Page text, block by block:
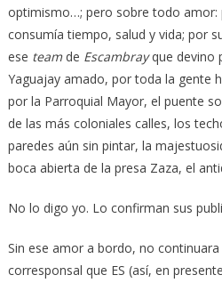
optimismo…; pero sobre todo amor:
consumía tiempo, salud y vida; por
ese teamde Escambrayque devino
Yaguajay amado, por toda la gente
por la Parroquial Mayor, el puente
de las más coloniales calles, los
paredes aún sin pintar, la
boca abierta de la presa Zaza, el
No lo digo yo. Lo confirman sus
Sin ese amor a bordo, no
corresponsal que ES (así, en